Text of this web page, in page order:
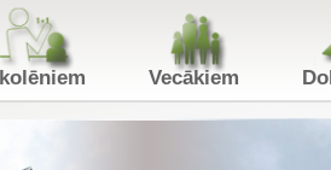
Skolēniem Vecākiem